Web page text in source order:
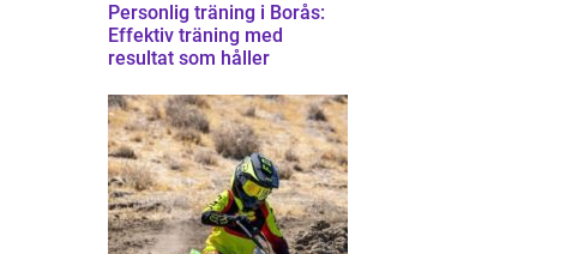
Personlig träning i Borås:
Effektiv träning med
resultat som håller